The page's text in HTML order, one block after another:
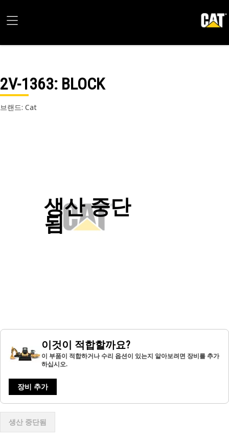
2V-1363: BLOCK
브랜드: Cat
생산 중단
됨
이것이 적합할까요?
이 부품이 적합하거나 수리 옵션이 있는지 알아보려면 장비를 추가
하십시오.
장비 추가
생산 중단됨